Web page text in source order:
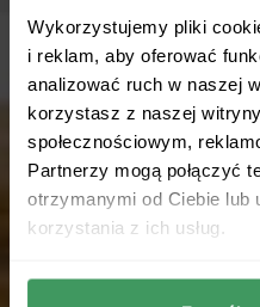
Wykorzystujemy pliki
i reklam, aby oferować
analizować ruch w naszej
korzystasz z naszej
społecznościowym,
Partnerzy mogą połączyć
otrzymanymi od Ciebie lub
korzystania z ich usług.